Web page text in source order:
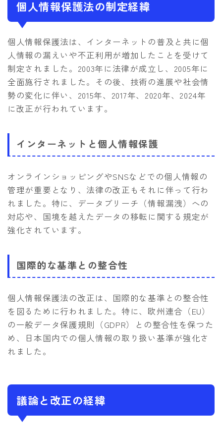
個人情報保護法の制定経緯
個人情報保護法は、インターネットの普及と共に個
人情報の漏えいや不正利用が増加したことを受けて
制定されました。2003年に法律が成立し、2005年に
全面施行されました。その後、技術の進展や社会情
勢の変化に伴い、2015年、2017年、2020年、2024年
に改正が行われています。
インターネットと個人情報保護
オンラインショッピングやSNSなどでの個人情報の
管理が重要となり、法律の改正もそれに伴って行わ
れました。特に、データブリーチ（情報漏洩）への
対応や、国境を越えたデータの移転に関する規定が
強化されています。
国際的な基準との整合性
個人情報保護法の改正は、国際的な基準との整合性
を図るために行われました。特に、欧州連合（EU）
の一般データ保護規則（GDPR）との整合性を保つた
め、日本国内での個人情報の取り扱い基準が強化さ
れました。
議論と改正の経緯